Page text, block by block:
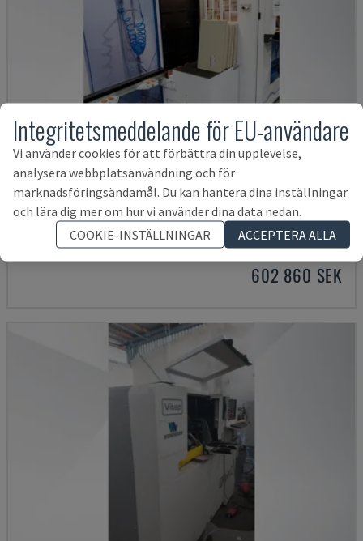
OPTIMAT BHX 200
HOMAG - CNC-BEARBETNINGSCENTER
2016
602 860 SEK
Integritetsmeddelande för EU-användare
Vi använder cookies för att förbättra din upplevelse,
analysera webbplatsanvändning och för
marknadsföringsändamål. Du kan hantera dina inställningar
och lära dig mer om hur vi använder dina data nedan.
COOKIE-INSTÄLLNINGAR
ACCEPTERA ALLA